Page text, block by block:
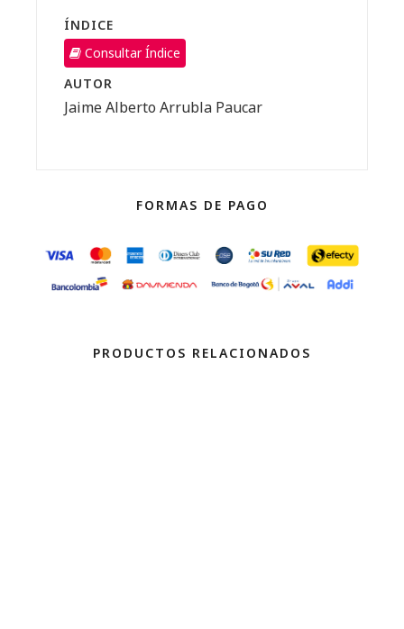
ÍNDICE
Consultar Índice
AUTOR
Jaime Alberto Arrubla Paucar
FORMAS DE PAGO
PRODUCTOS RELACIONADOS